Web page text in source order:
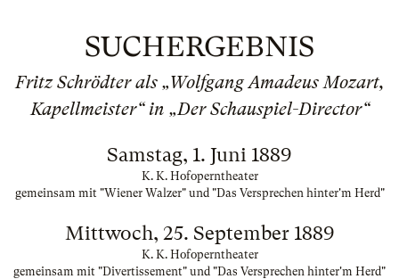
SUCHERGEBNIS
Fritz Schrödter als „Wolfgang Amadeus Mozart,
Kapellmeister“ in „Der Schauspiel-Director“
Samstag, 1. Juni 1889
K. K. Hofoperntheater
gemeinsam mit "Wiener Walzer" und "Das Versprechen hinter'm Herd"
Mittwoch, 25. September 1889
K. K. Hofoperntheater
gemeinsam mit "Divertissement" und "Das Versprechen hinter'm Herd"